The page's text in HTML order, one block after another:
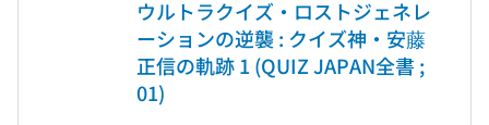
ウルトラクイズ・ロストジェネレ
ーションの逆襲 : クイズ神・安藤
正信の軌跡 1 (QUIZ JAPAN全書 ;
01)